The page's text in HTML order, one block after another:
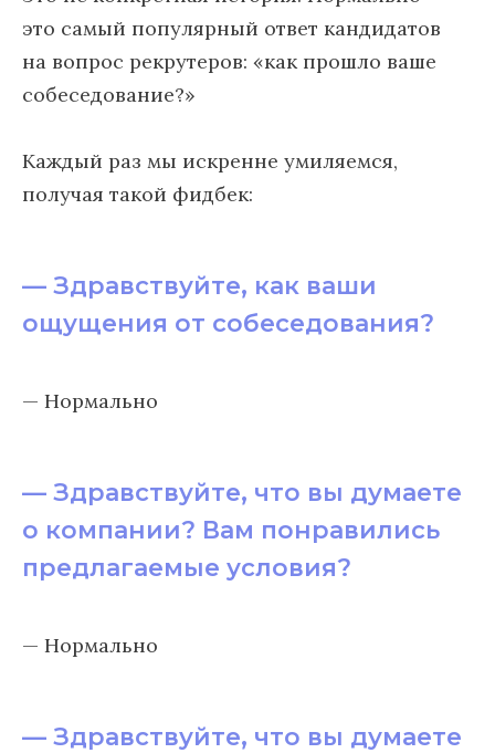
это самый популярный ответ кандидатов
на вопрос рекрутеров: «как прошло ваше
собеседование?»
Каждый раз мы искренне умиляемся,
получая такой фидбек:
— Здравствуйте, как ваши
ощущения от собеседования?
— Нормально
— Здравствуйте, что вы думаете
о компании? Вам понравились
предлагаемые условия?
— Нормально
— Здравствуйте, что вы думаете